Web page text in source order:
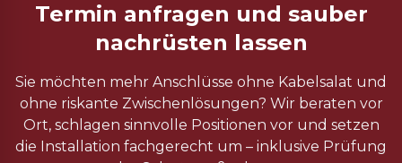
Termin anfragen und sauber
nachrüsten lassen
Sie möchten mehr Anschlüsse ohne Kabelsalat und
ohne riskante Zwischenlösungen? Wir beraten vor
Ort, schlagen sinnvolle Positionen vor und setzen
die Installation fachgerecht um – inklusive Prüfung